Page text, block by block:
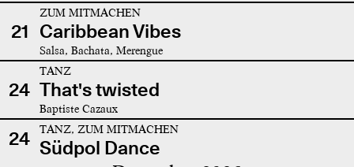
21
ZUM MITMACHEN
Caribbean Vibes
Salsa, Bachata, Merengue
24
TANZ
That's twisted
Baptiste Cazaux
24 TANZ, ZUM MITMACHEN
Südpol Dance